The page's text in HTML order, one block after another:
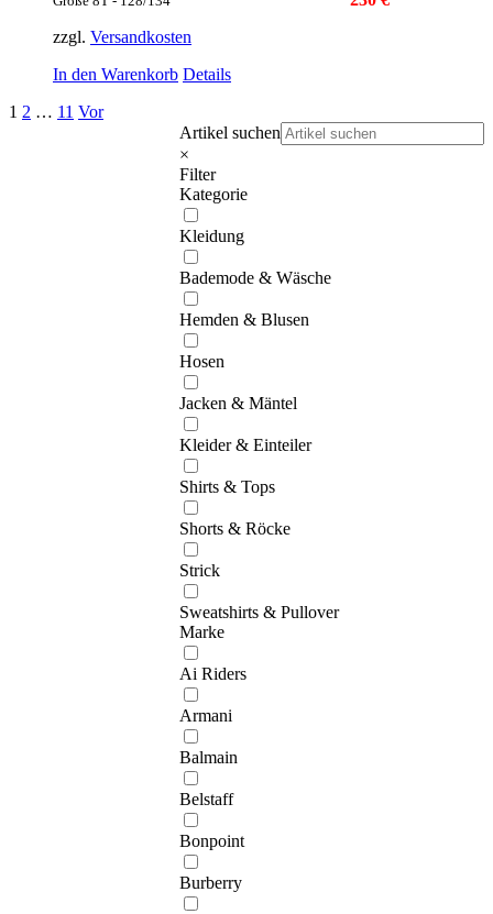
zzgl. Versandkosten
In den Warenkorb Details
1 2 … 11 Vor
Artikel suchen
×
Filter
Kategorie
Kleidung
Bademode & Wäsche
Hemden & Blusen
Hosen
Jacken & Mäntel
Kleider & Einteiler
Shirts & Tops
Shorts & Röcke
Strick
Sweatshirts & Pullover
Marke
Ai Riders
Armani
Balmain
Belstaff
Bonpoint
Burberry